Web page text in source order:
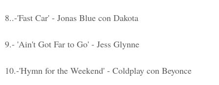
8..-'Fast Car' - Jonas Blue con Dakota
9.- 'Ain't Got Far to Go' - Jess Glynne
10.-'Hymn for the Weekend' - Coldplay con Beyonce